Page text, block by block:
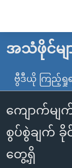
လွယ်ကူ
သည့်
များ
ပင်မ
အကြောင်းအရာ
မူလစာမျက်နှာ
မြန်မာ
ကမ္ဘာ့သတင်းများ
နိုင်ငံတကာ
အမေရိကန်
တရုတ်
အစ္စရေး-ပါလက်စ
ဗွီဒီယို
သတင်းလွတ်လပ်ခွ
ရပ်ဝန်းတခု လမ်
အင်္ဂလိပ်စာလေ့လ
အသံဖိုင်မျ
ဗွီဒီယို ကြည့်ရှု
ကျောက်မျ
စွပ်စွဲချက် ခို
တွေ့ရှိ